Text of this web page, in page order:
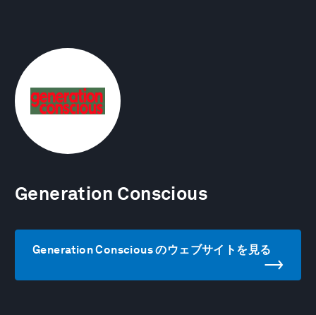
Generation Conscious
Generation Conscious のウェブサイトを見る